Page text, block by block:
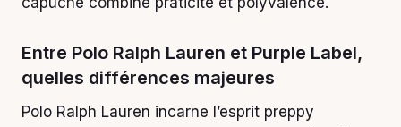
Entre Polo Ralph Lauren et Purple Label,
quelles différences majeures
Polo Ralph Lauren incarne l’esprit preppy